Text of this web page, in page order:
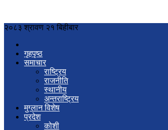
२०८३ श्रावण २१ बिहीबार
गृहपृष्ठ
समाचार
राष्ट्रिय
राजनीति
स्थानीय
अन्तराष्ट्रिय
मुग्लान विशेष
प्रदेश
कोशी